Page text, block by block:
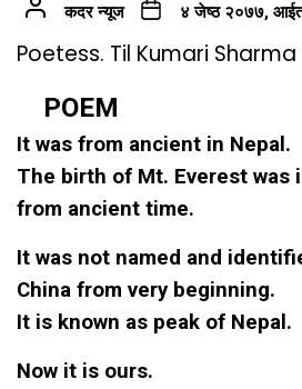
कदर न्यूज ४ जेष्ठ २०७७,
Poetess. Til Kumari Sharma
POEM
It was from ancient in Nepal.
The birth of Mt. Everest was
from ancient time.
It was not named and
China from very beginning.
It is known as peak of Nepal.
Now it is ours.